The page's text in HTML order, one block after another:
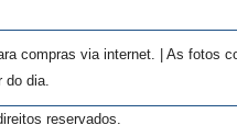
compras via internet. | As fotos
do dia.
reservados.